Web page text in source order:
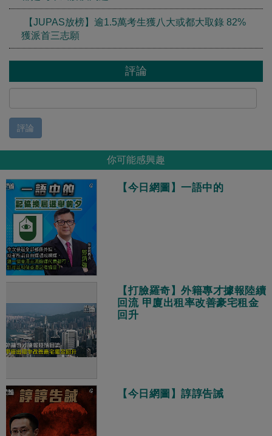
【JUPAS放榜】逾1.5萬考生獲八大或都大取錄 82%
獲派首三志願
評論
評論
你可能感興趣
【今日網圖】一語中的
【打臉羅奇】外籍專才據報陸續
回流 甲廈出租率改善豪宅租金
回升
【今日網圖】諄諄告誡